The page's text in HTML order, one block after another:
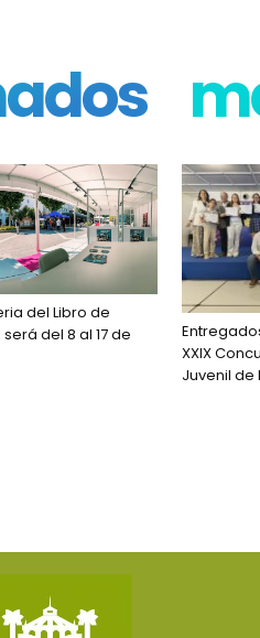
del Libro de
del 8 al 17 de
XXIX
Juvenil de